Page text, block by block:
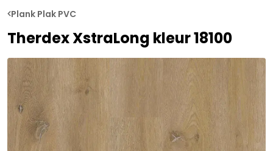
Plank Plak PVC
Therdex XstraLong kleur 18100